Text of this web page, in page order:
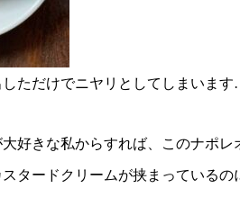
ただけでニヤリとしてしまいま
好きな私からすれば、このナポレ
タードクリームが挟まっている